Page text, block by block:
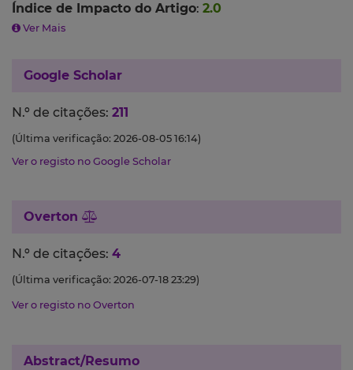
Índice de Impacto do Artigo: 2.0
Ver Mais
Google Scholar
N.º de citações: 211
(Última verificação: 2026-08-05 16:14)
Ver o registo no Google Scholar
Overton
N.º de citações: 4
(Última verificação: 2026-07-18 23:29)
Ver o registo no Overton
Abstract/Resumo